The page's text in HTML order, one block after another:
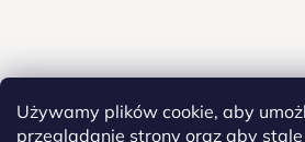
Używamy plików cookie, aby
przeglądanie strony oraz aby